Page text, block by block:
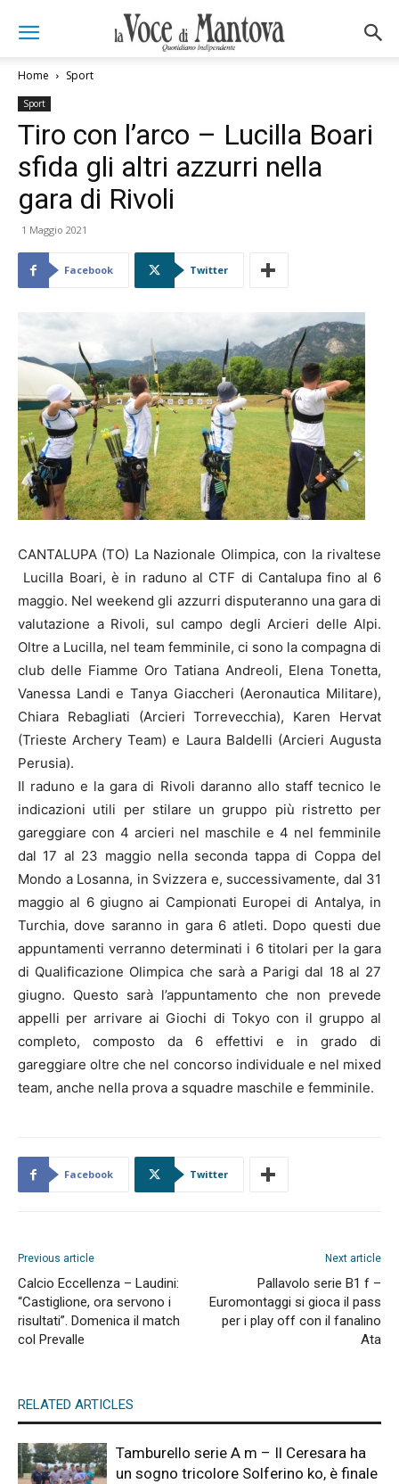
Home Sport
Sport
Tiro con l’arco – Lucilla Boari
sfida gli altri azzurri nella
gara di Rivoli
1 Maggio 2021
Facebook Twitter
CANTALUPA (TO) La Nazionale Olimpica, con la rivaltese
Lucilla Boari, è in raduno al CTF di Cantalupa fino al 6
maggio. Nel weekend gli azzurri disputeranno una gara di
valutazione a Rivoli, sul campo degli Arcieri delle Alpi.
Oltre a Lucilla, nel team femminile, ci sono la compagna di
club delle Fiamme Oro Tatiana Andreoli, Elena Tonetta,
Vanessa Landi e Tanya Giaccheri (Aeronautica Militare),
Chiara Rebagliati (Arcieri Torrevecchia), Karen Hervat
(Trieste Archery Team) e Laura Baldelli (Arcieri Augusta
Perusia).
Il raduno e la gara di Rivoli daranno allo staff tecnico le
indicazioni utili per stilare un gruppo più ristretto per
gareggiare con 4 arcieri nel maschile e 4 nel femminile
dal 17 al 23 maggio nella seconda tappa di Coppa del
Mondo a Losanna, in Svizzera e, successivamente, dal 31
maggio al 6 giugno ai Campionati Europei di Antalya, in
Turchia, dove saranno in gara 6 atleti. Dopo questi due
appuntamenti verranno determinati i 6 titolari per la gara
di Qualificazione Olimpica che sarà a Parigi dal 18 al 27
giugno. Questo sarà l’appuntamento che non prevede
appelli per arrivare ai Giochi di Tokyo con il gruppo al
completo, composto da 6 effettivi e in grado di
gareggiare oltre che nel concorso individuale e nel mixed
team, anche nella prova a squadre maschile e femminile.
Facebook Twitter
Previous article
Calcio Eccellenza – Laudini:
“Castiglione, ora servono i
risultati”. Domenica il match
col Prevalle
Next article
Pallavolo serie B1 f –
Euromontaggi si gioca il pass
per i play off con il fanalino
Ata
RELATED ARTICLES
Tamburello serie A m – Il Ceresara ha
un sogno tricolore Solferino ko, è finale